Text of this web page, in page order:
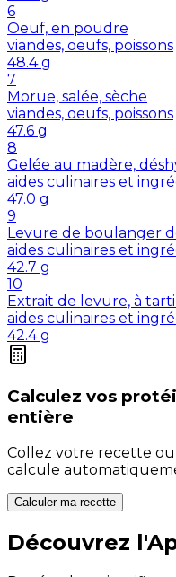
6
Oeuf, en poudre
viandes, oeufs, poissons
48.4 g
7
Morue, salée, sèche
viandes, oeufs, poissons
47.6 g
8
Gelée au madère,
aides culinaires et
47.0 g
9
Levure de boulanger
aides culinaires et
42.7 g
10
Extrait de levure, à
aides culinaires et
42.4 g
Calculez vos
entière
Collez votre recette
calcule
Calculer ma recette
Découvrez